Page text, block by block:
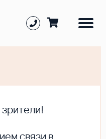
связи в